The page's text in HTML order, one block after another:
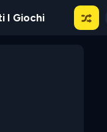
I Giochi